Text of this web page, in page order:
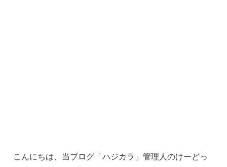
こんにちは、当ブログ「ハジカラ」管理人のけーどっ